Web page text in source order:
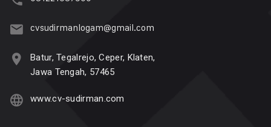
cvsudirmanlogam@gmail.com
Batur, Tegalrejo, Ceper, Klaten,
Jawa Tengah, 57465
www.cv-sudirman.com